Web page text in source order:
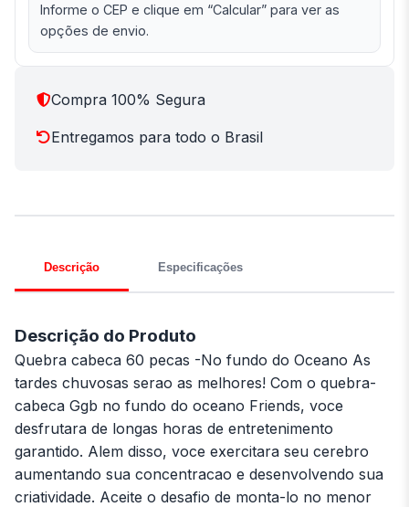
Informe o CEP e clique em “Calcular” para ver as
opções de envio.
Compra 100% Segura
Entregamos para todo o Brasil
Descrição Especificações
Descrição do Produto
Quebra cabeca 60 pecas -No fundo do Oceano As
tardes chuvosas serao as melhores! Com o quebra-
cabeca Ggb no fundo do oceano Friends, voce
desfrutara de longas horas de entretenimento
garantido. Alem disso, voce exercitara seu cerebro
aumentando sua concentracao e desenvolvendo sua
criatividade. Aceite o desafio de monta-lo no menor